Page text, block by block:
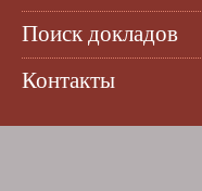
Поиск докладов
Контакты